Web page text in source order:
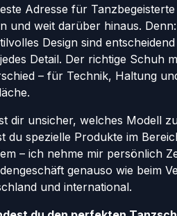
Adresse für
und weit darüber hinaus.
Design sind
Detail. Der richtige Schuh
– für Technik, Haltung
dir unsicher, welches Modell
du spezielle Produkte im
– ich nehme mir persönlich
genauso wie beim
und international.